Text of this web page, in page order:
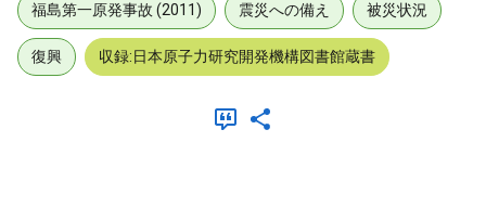
福島第一原発事故 (2011) 震災への備え 被災状況
復興 収録:日本原子力研究開発機構図書館蔵書